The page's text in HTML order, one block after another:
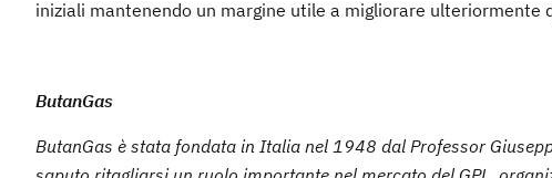
iniziali mantenendo un margine utile a migliorare ulteriormente
ButanGas
ButanGas è stata fondata in Italia nel 1948 dal Professor